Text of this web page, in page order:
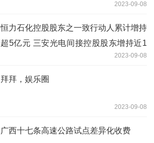
2023-09-08
恒力石化控股股东之一致行动人累计增持
超5亿元 三安光电间接控股股东增持近1
2023-09-08
拜拜，娱乐圈
2023-09-08
广西十七条高速公路试点差异化收费